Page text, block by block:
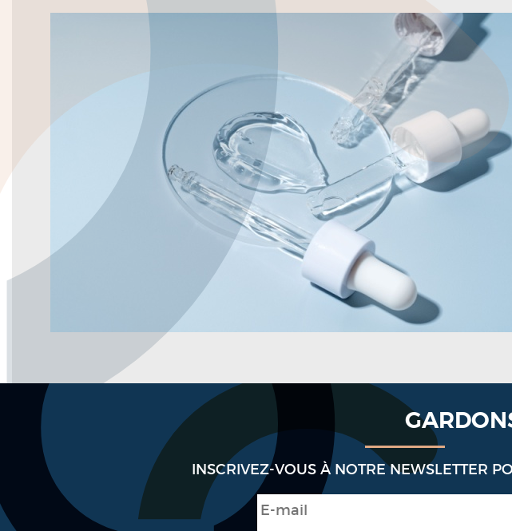
INSCRIVEZ-VOUS À NOTRE NEWSLETTER
E-mail